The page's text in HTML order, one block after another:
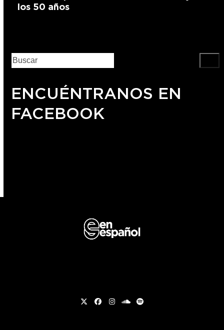
los 50 años
ENCUÉNTRANOS EN
FACEBOOK
TwitterFacebook
Instagram
soundcloud
Spotify